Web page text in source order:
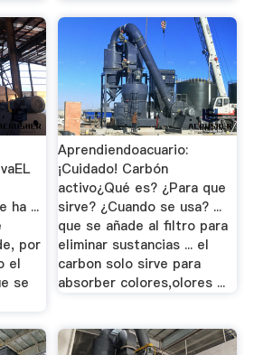
ha ...
por
el
se
Aprendiendoacuario:
¡Cuidado! Carbón
activo¿Qué es? ¿Para que
sirve? ¿Cuando se usa? ...
que se añade al filtro para
eliminar sustancias ... el
carbon solo sirve para
absorber colores,olores ...